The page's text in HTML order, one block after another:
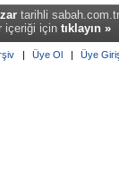
tarihli
içeriği için tıklayın »
| Üye Ol | Üye